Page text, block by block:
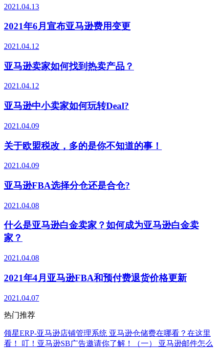
2021.04.13
2021年6月宣布亚马逊费用变更
2021.04.12
亚马逊卖家如何找到热卖产品？
2021.04.12
亚马逊中小卖家如何玩转Deal?
2021.04.09
关于欧盟税改，多的是你不知道的事！
2021.04.09
亚马逊FBA选择分仓还是合仓?
2021.04.08
什么是亚马逊白金卖家？如何成为亚马逊白金卖
家？
2021.04.08
2021年4月亚马逊FBA和预付费退货价格更新
2021.04.07
热门推荐
领星ERP-亚马逊店铺管理系统 亚马逊仓储费在哪看？在这里
看！
叮！亚马逊SB广告邀请你了解！（一）
亚马逊邮件怎么